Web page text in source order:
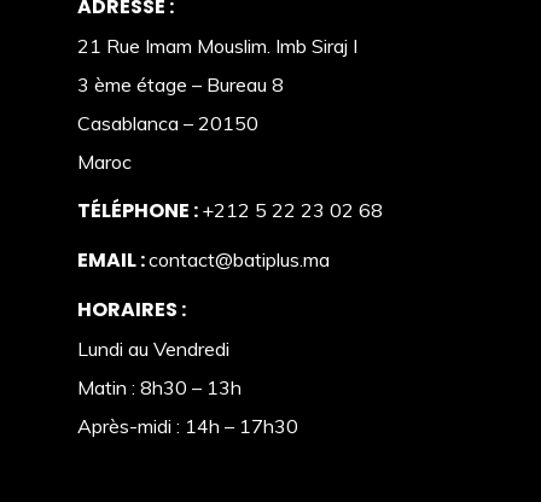
ADRESSE :
21 Rue Imam Mouslim. Imb Siraj I
3 ème étage – Bureau 8
Casablanca – 20150
Maroc
TÉLÉPHONE : +212 5 22 23 02 68
EMAIL :contact@batiplus.ma
HORAIRES :
Lundi au Vendredi
Matin : 8h30 – 13h
Après-midi : 14h – 17h30